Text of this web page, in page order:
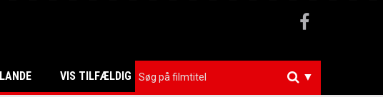
LANDE VIS TILFÆLDIG ▼